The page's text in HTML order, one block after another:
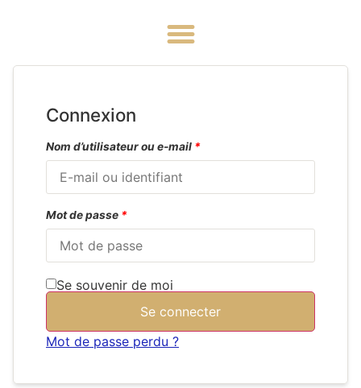
Connexion
Nom d’utilisateur ou e-mail *
Mot de passe *
Se souvenir de moi
Se connecter
Mot de passe perdu ?